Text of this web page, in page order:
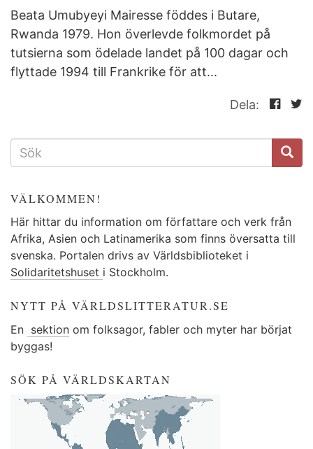
Beata Umubyeyi Mairesse föddes i Butare,
Rwanda 1979. Hon överlevde folkmordet på
tutsierna som ödelade landet på 100 dagar och
flyttade 1994 till Frankrike för att...
Dela:
SÖKFORMULÄR
VÄLKOMMEN!
Här hittar du information om författare och verk från
Afrika, Asien och Latinamerika som finns översatta till
svenska. Portalen drivs av Världsbiblioteket i
Solidaritetshuset i Stockholm.
NYTT PÅ VÄRLDSLITTERATUR.SE
En sektion om folksagor, fabler och myter har börjat
byggas!
SÖK PÅ VÄRLDSKARTAN